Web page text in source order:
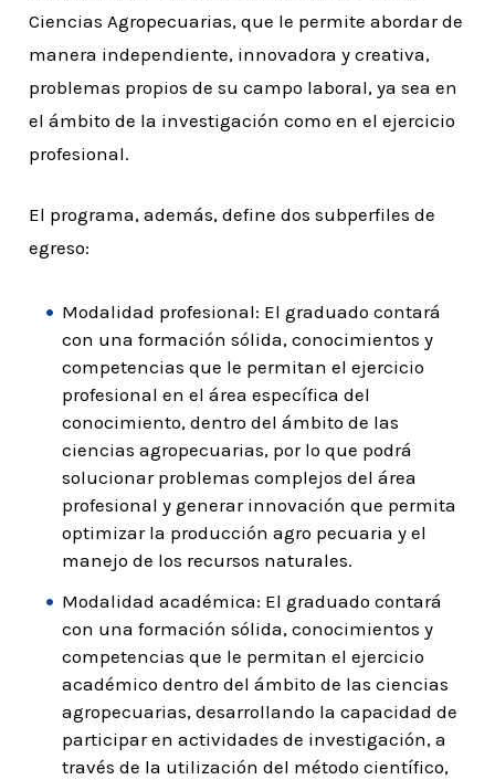
Ciencias Agropecuarias, que le permite abordar de
manera independiente, innovadora y creativa,
problemas propios de su campo laboral, ya sea en
el ámbito de la investigación como en el ejercicio
profesional.
El programa, además, define dos subperfiles de
egreso:
Modalidad profesional: El graduado contará
con una formación sólida, conocimientos y
competencias que le permitan el ejercicio
profesional en el área específica del
conocimiento, dentro del ámbito de las
ciencias agropecuarias, por lo que podrá
solucionar problemas complejos del área
profesional y generar innovación que permita
optimizar la producción agro pecuaria y el
manejo de los recursos naturales.
Modalidad académica: El graduado contará
con una formación sólida, conocimientos y
competencias que le permitan el ejercicio
académico dentro del ámbito de las ciencias
agropecuarias, desarrollando la capacidad de
participar en actividades de investigación, a
través de la utilización del método científico,